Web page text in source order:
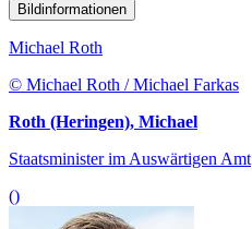
Bildinformationen
Michael Roth
© Michael Roth / Michael Farkas
Roth (Heringen), Michael
Staatsminister im Auswärtigen Amt
()